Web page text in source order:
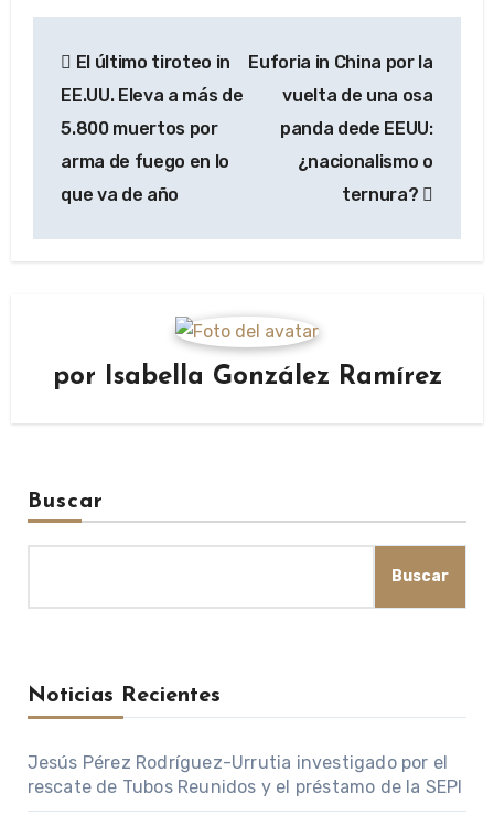
de
entradas
El último tiroteo in
EE.UU. Eleva a más de
5.800 muertos por
arma de fuego en lo
que va de año
Euforia in China por la
vuelta de una osa
panda dede EEUU:
¿nacionalismo o
ternura?
por Isabella González Ramírez
Buscar
Buscar
Noticias Recientes
Jesús Pérez Rodríguez-Urrutia investigado por el
rescate de Tubos Reunidos y el préstamo de la SEPI